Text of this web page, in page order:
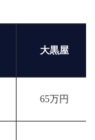
大黒屋
65万円